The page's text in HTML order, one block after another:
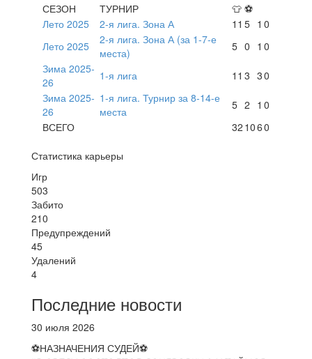
СЕЗОН
ТУРНИР 👕 ⚽
Лето 2025
2-я лига. Зона А 11 5 1 0
Лето 2025
2-я лига. Зона А (за 1-7-е
места)
5 0 1 0
Зима 2025-
26
1-я лига 11 3 30
Зима 2025-
26
1-я лига. Турнир за 8-14-е
места
5 2 1 0
ВСЕГО
32 1060
Статистика карьеры
Игр
503
Забито
210
Предупреждений
45
Удалений
4
Последние новости
30 июля 2026
⚽НАЗНАЧЕНИЯ СУДЕЙ⚽